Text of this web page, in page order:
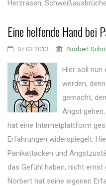
Herzrasen,
Eine helfende Hand bei
07.03.2013 Norbert
Hier soll nun
werden,
gemacht,
Angst
hat eine Internetplattform
Erfahrungen widerspiegelt.
Panikattacken und
das Gefühl haben, nicht
Norbert hat seine eigenen